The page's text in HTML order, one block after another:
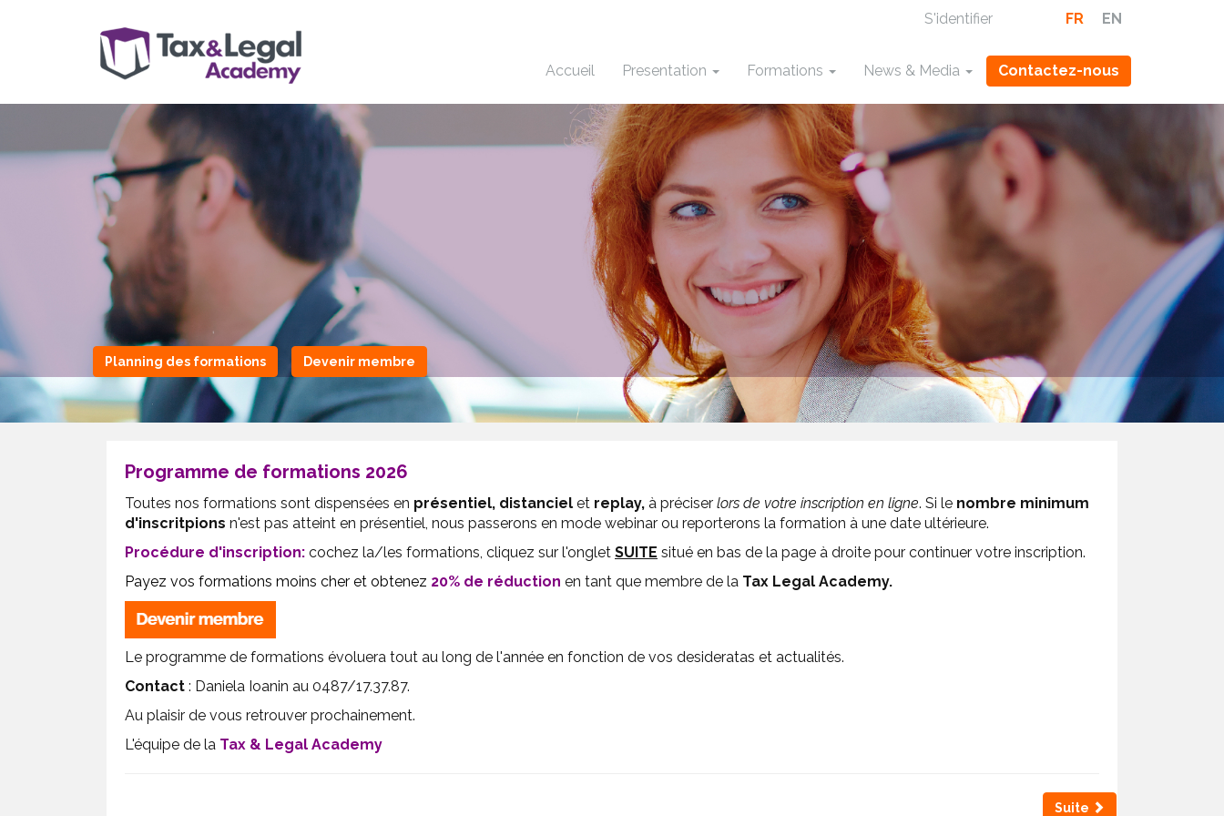
S'identifier FR EN
Accueil Presentation Formations News & Media Contactez-nous
Planning des formations Devenir membre
Programme de formations 2026
Toutes nos formations sont dispensées en présentiel, distanciel et replay, à préciser lors de votre inscription en ligne. Si le nombre minimum
d'inscritpions n'est pas atteint en présentiel, nous passerons en mode webinar ou reporterons la formation à une date ultérieure.
Procédure d'inscription: cochez la/les formations, cliquez sur l'onglet SUITE situé en bas de la page à droite pour continuer votre inscription.
Payez vos formations moins cher et obtenez 20% de réduction en tant que membre de la Tax Legal Academy.
Le programme de formations évoluera tout au long de l'année en fonction de vos desideratas et actualités.
Contact : Daniela Ioanin au 0487/17.37.87.
Au plaisir de vous retrouver prochainement.
L'équipe de la Tax & Legal Academy
Suite